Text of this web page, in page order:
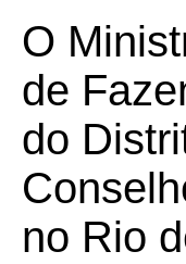
O
de
do
no Rio